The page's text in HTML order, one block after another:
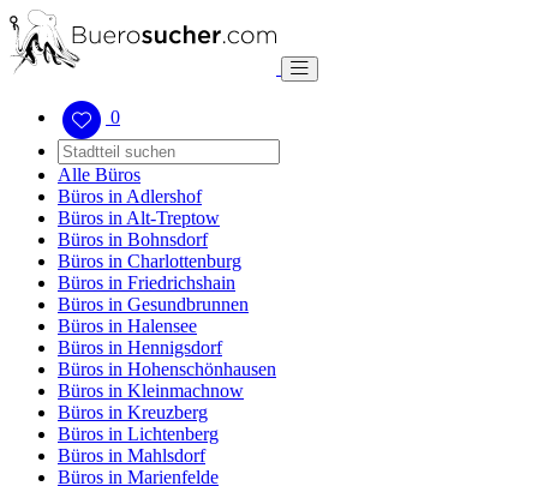
0
Alle Büros
Büros in Adlershof
Büros in Alt-Treptow
Büros in Bohnsdorf
Büros in Charlottenburg
Büros in Friedrichshain
Büros in Gesundbrunnen
Büros in Halensee
Büros in Hennigsdorf
Büros in Hohenschönhausen
Büros in Kleinmachnow
Büros in Kreuzberg
Büros in Lichtenberg
Büros in Mahlsdorf
Büros in Marienfelde